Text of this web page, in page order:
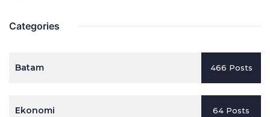
Categories
Batam 466 Posts
Ekonomi 64 Posts